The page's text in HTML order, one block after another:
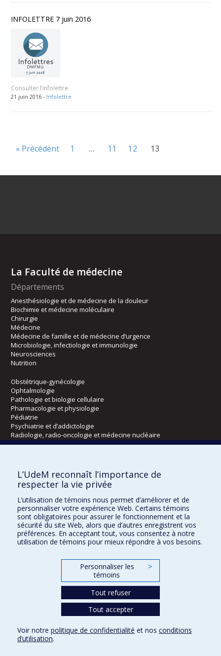
INFOLETTRE 7 juin 2016
Consulter l’infolettre
21 juin 2016 - Infolettre
« Précédent 1 … 11 12 13
La Faculté de médecine
Départements
Anesthésiologie et de médecine de la douleur
Biochimie et médecine moléculaire
Chirurgie
Médecine
Médecine de famille et de médecine d’urgence
Microbiologie, infectiologie et immunologie
Neurosciences
Nutrition
Obstétrique-gynécologie
Ophtalmologie
Pathologie et biologie cellulaire
Pharmacologie et physiologie
Pédiatrie
Psychiatrie et d’addictologie
Radiologie, radio-oncologie et médecine nucléaire
Kinésiologie et des sciences de l’activité physique
Orthophonie et audiologie
Réadaptation
Directions
DPC
CPASS
L’UdeM reconnaît l’importance de
respecter la vie privée
L’utilisation de témoins nous permet d’améliorer et de
personnaliser votre expérience Web. Certains témoins
sont obligatoires pour assurer le fonctionnement et la
sécurité du site Web, alors que d’autres enregistrent vos
préférences. En acceptant tout, vous consentez à notre
utilisation de témoins pour mieux répondre à vos besoins.
Personnaliser les
témoins
>
Tout refuser
Tout accepter
Voir notre politique de confidentialité et nos conditions
d’utilisation.